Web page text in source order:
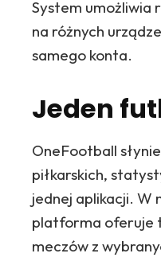
System umożliwia
na różnych
samego konta.
Jeden
OneFootball
piłkarskich,
jednej aplikacji. W
platforma oferuje
meczów z